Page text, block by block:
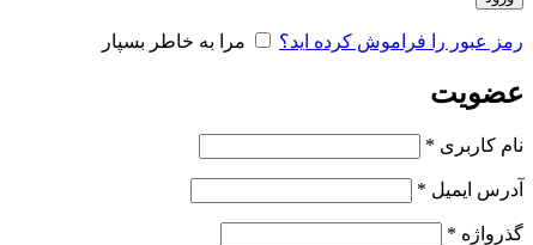
رمز عبور را فراموش کرده اید؟ مرا به خاطر بسپار
عضویت
نام کاربری *
آدرس ایمیل *
گذرواژه *